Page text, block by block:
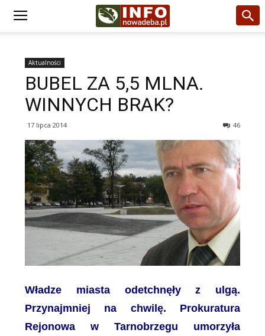
Aktualności
BUBEL ZA 5,5 MLNA.
WINNYCH BRAK?
17 lipca 2014 46
Władze miasta odetchnęły z ulgą.
Przynajmniej na chwilę. Prokuratura
Rejonowa w Tarnobrzegu umorzyła